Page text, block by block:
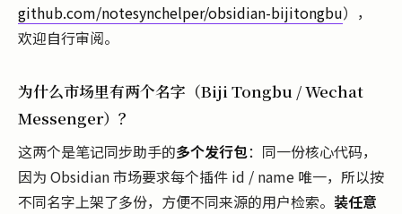
github.com/notesynchelper/obsidian-bijitongbu），
欢迎自行审阅。
为什么市场里有两个名字（Biji Tongbu / Wechat
Messenger）？
这两个是笔记同步助手的多个发行包：同一份核心代码，
因为 Obsidian 市场要求每个插件 id / name 唯一，所以按
不同名字上架了多份，方便不同来源的用户检索。 装任意